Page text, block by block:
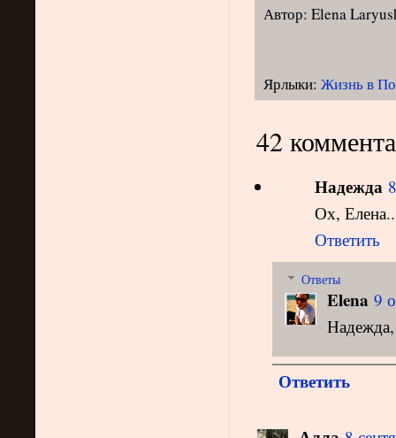
Автор: Elena
Ярлыки: Жизнь в
42
Надежда
Ох,
Ответить
Ответы
Elena 9
Надежда,
Ответить